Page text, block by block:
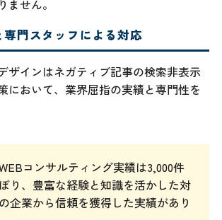
ません。
門スタッフによる対応
ザインはネガティブ記事の検索非表示
において、業界屈指の実績と専門性を
コンサルティング実績は3,000件
り、豊富な経験と知識を活かした対
企業から信頼を獲得した実績があり